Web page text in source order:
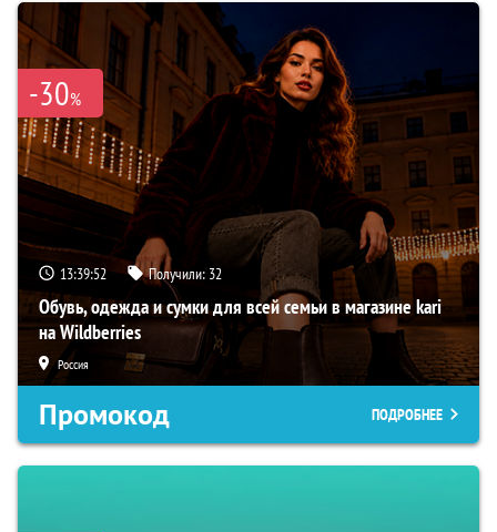
-30%
13:39:51 Получили: 32
Обувь, одежда и сумки для всей семьи в магазине kari
на Wildberries
Россия
Промокод ПОДРОБНЕЕ